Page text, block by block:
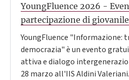
YoungFluence 2026 -
partecipazione di
YoungFluence "Informazione:
democrazia" è un evento
attiva e dialogo
28 marzo all'IIS Aldini Valeriani.